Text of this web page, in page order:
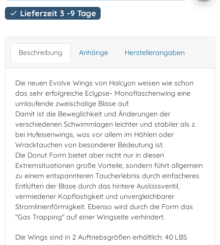
 Lieferzeit 3 -9 Tage
Beschreibung Anhänge Herstellerangaben
Die neuen Evolve Wings von Halcyon weisen wie schon
das sehr erfolgreiche Eclypse- Monoflaschenwing eine
umlaufende zweischalige Blase auf.
Damit ist die Beweglichkeit und Änderungen der
verschiedenen Schwimmlagen leichter und stabiler als z.
bei Hufeisenwings, was vor allem im Höhlen oder
Wracktauchen von besonderer Bedeutung ist.
Die Donut Form bietet aber nicht nur in diesen
Extremsituationen große Vorteile, sondern führt allgemein
zu einem entspannteren Taucherlebnis durch einfacheres
Entlüften der Blase durch das hintere Auslassventil,
vermiedener Kopflastigkeit und unvergleichbarer
Stromlinienförmigkeit. Ebenso wird durch die Form das
"Gas Trapping" auf einer Wingseite verhindert.
Die Wings sind in 2 Auftriebsgrößen erhältlich: 40 LBS